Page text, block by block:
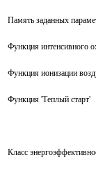
Память заданных
Функция интенсивного
Функция ионизации
Функция 'Теплый старт'
Класс